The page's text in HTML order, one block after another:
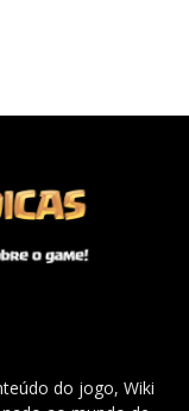
do jogo, Wiki